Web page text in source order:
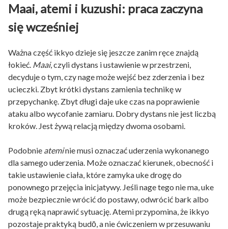
Maai, atemi i kuzushi: praca zaczyna
się wcześniej
Ważna część ikkyo dzieje się jeszcze zanim ręce znajdą
łokieć. Maai, czyli dystans i ustawienie w przestrzeni,
decyduje o tym, czy nage może wejść bez zderzenia i bez
ucieczki. Zbyt krótki dystans zamienia technikę w
przepychankę. Zbyt długi daje uke czas na poprawienie
ataku albo wycofanie zamiaru. Dobry dystans nie jest liczbą
kroków. Jest żywą relacją między dwoma osobami.
Podobnie ateminie musi oznaczać uderzenia wykonanego
dla samego uderzenia. Może oznaczać kierunek, obecność i
takie ustawienie ciała, które zamyka uke drogę do
ponownego przejęcia inicjatywy. Jeśli nage tego nie ma, uke
może bezpiecznie wrócić do postawy, odwrócić bark albo
drugą ręką naprawić sytuację. Atemi przypomina, że ikkyo
pozostaje praktyką budō, a nie ćwiczeniem w przesuwaniu